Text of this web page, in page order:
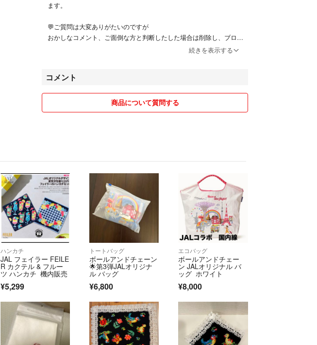
ます。
💬ご質問は大変ありがたいのですが
おかしなコメント、ご面倒な方と判断したした場合は削除し、ブロッ
で4日、最長で7日)
ご購入後はお待ちいただけると幸いです。
因みに当方発送が7日を過ぎたことはございません。
続きを表示する
コメント
商品について質問する
ハンカチ
JAL フェイラー FEILE
R カクテル & フルー
ツ ハンカチ 機内販売
¥5,299
トートバッグ
ボールアンドチェーン
🌟第3弾JALオリジナ
ル バッグ
¥6,800
エコバッグ
ボールアンドチェー
ン JALオリジナル バ
ッグ ホワイト
¥8,000